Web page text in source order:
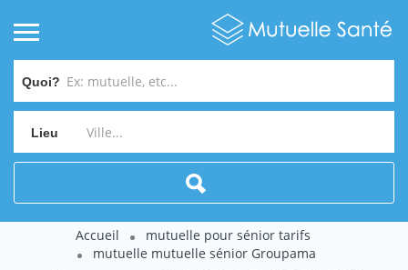
Quoi?
Lieu
Accueil
mutuelle pour sénior tarifs
mutuelle mutuelle sénior Groupama